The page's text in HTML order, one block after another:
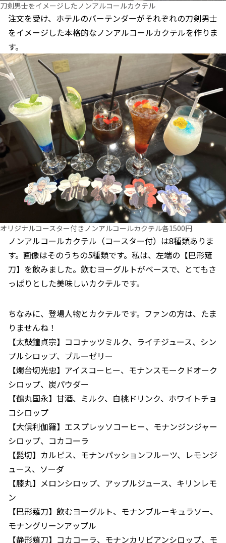
刀剣男士をイメージしたノンアルコールカクテル
注文を受け、ホテルのバーテンダーがそれぞれの刀剣男士
をイメージした本格的なノンアルコールカクテルを作りま
す。
オリジナルコースター付きノンアルコールカクテル各1500円
ノンアルコールカクテル（コースター付）は8種類ありま
す。画像はそのうちの5種類です。私は、左端の【巴形薙
刀】を飲みました。飲むヨーグルトがベースで、とてもさ
っぱりとした美味しいカクテルです。
ちなみに、登場人物とカクテルです。ファンの方は、たま
りませんね！
【太鼓鐘貞宗】ココナッツミルク、ライチジュース、シン
プルシロップ、ブルーゼリー
【燭台切光忠】アイスコーヒー、モナンスモークドオーク
シロップ、炭パウダー
【鶴丸国永】甘酒、ミルク、白桃ドリンク、ホワイトチョ
コシロップ
【大倶利伽羅】エスプレッソコーヒー、モナンジンジャー
シロップ、コカコーラ
【髭切】カルピス、モナンパッションフルーツ、レモンジ
ュース、ソーダ
【膝丸】メロンシロップ、アップルジュース、キリンレモ
ン
【巴形薙刀】飲むヨーグルト、モナンブルーキュラソー、
モナングリーンアップル
【静形薙刀】コカコーラ、モナンカリビアンシロップ、モ